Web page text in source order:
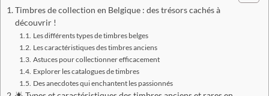
Timbres de collection en Belgique : des trésors cachés à
découvrir !
Les différents types de timbres belges
Les caractéristiques des timbres anciens
Astuces pour collectionner efficacement
Explorer les catalogues de timbres
Des anecdotes qui enchantent les passionnés